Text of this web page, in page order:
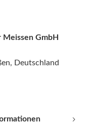
GmbH
Deutschland